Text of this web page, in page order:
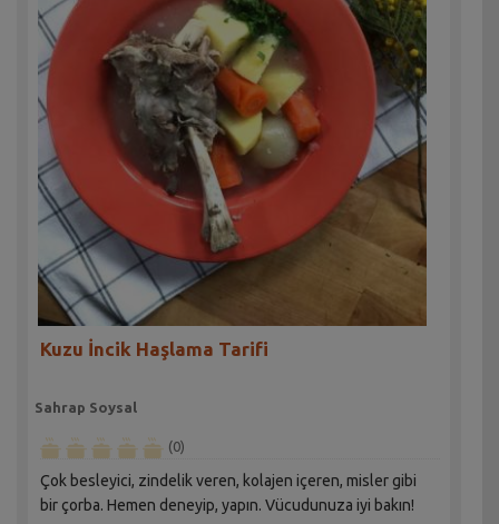
Kuzu İncik Haşlama Tarifi
Sahrap Soysal
(0)
Çok besleyici, zindelik veren, kolajen içeren, misler gibi
bir çorba. Hemen deneyip, yapın. Vücudunuza iyi bakın!